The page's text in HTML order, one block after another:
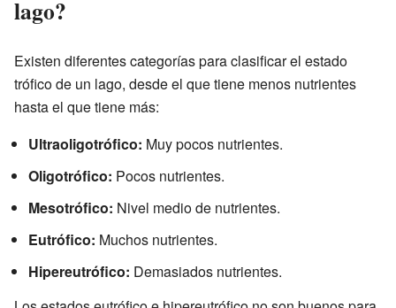
lago?
Existen diferentes categorías para clasificar el estado
trófico de un lago, desde el que tiene menos nutrientes
hasta el que tiene más:
Ultraoligotrófico: Muy pocos nutrientes.
Oligotrófico: Pocos nutrientes.
Mesotrófico: Nivel medio de nutrientes.
Eutrófico: Muchos nutrientes.
Hipereutrófico: Demasiados nutrientes.